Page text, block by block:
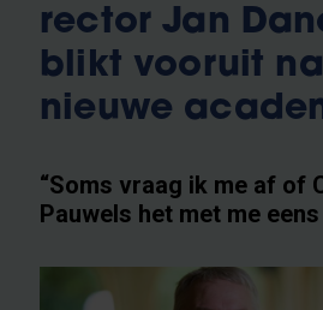
rector Jan
blikt vooruit
nieuwe
“Soms vraag ik me af of
Pauwels het met me